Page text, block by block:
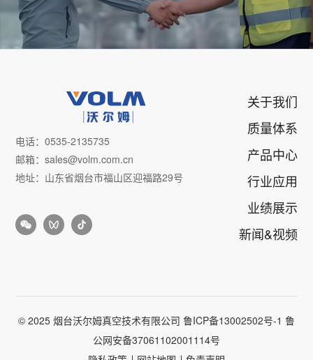
电话：0535-2135735
邮箱：sales@volm.com.cn
地址：山东省烟台市福山区迎福路29号
关于我们
质量体系
产品中心
行业应用
业绩展示
新闻&视频
© 2025 烟台沃尔姆真空技术有限公司 鲁ICP备13002502号-1 鲁
公网安备37061102001114号